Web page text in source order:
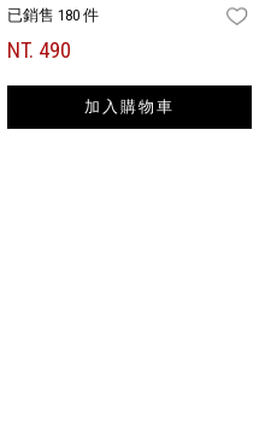
FAVORITES
已銷售 180 件
NT. 490
加入購物車